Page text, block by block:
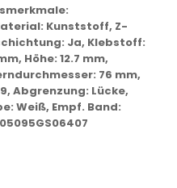
Kunststoff, Z-
Ja, Klebstoff:
Höhe: 12.7 mm,
76 mm,
Abgrenzung: Lücke,
Weiß, Empf. Band: